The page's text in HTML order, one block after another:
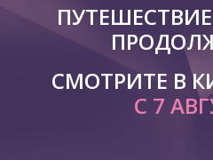
ПУТЕШЕСТВИЕ
СМОТРИТЕ В
С 7